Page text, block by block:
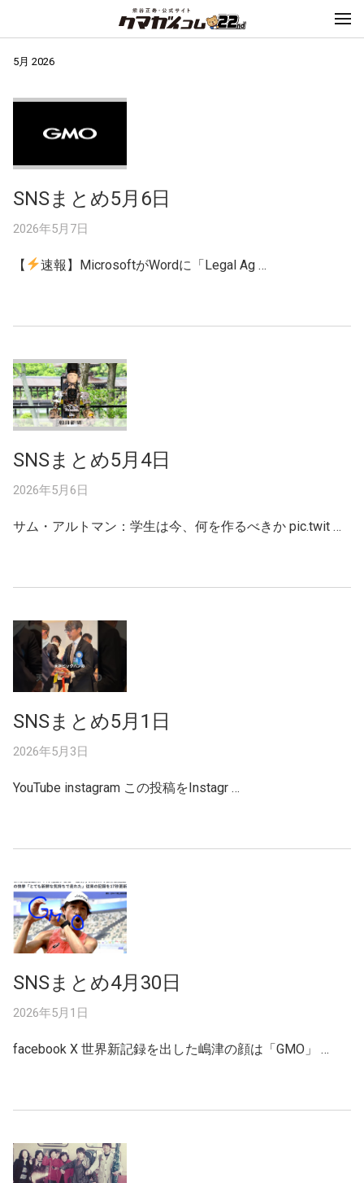
5月 2026
SNSまとめ5月6日
2026年5月7日
【 速報】MicrosoftがWordに「Legal Ag …
SNSまとめ5月4日
2026年5月6日
サム・アルトマン：学生は今、何を作るべきか pic.twit …
SNSまとめ5月1日
2026年5月3日
YouTube instagram この投稿をInstagr …
SNSまとめ4月30日
2026年5月1日
facebook X 世界新記録を出した嶋津の顔は「GMO」 …